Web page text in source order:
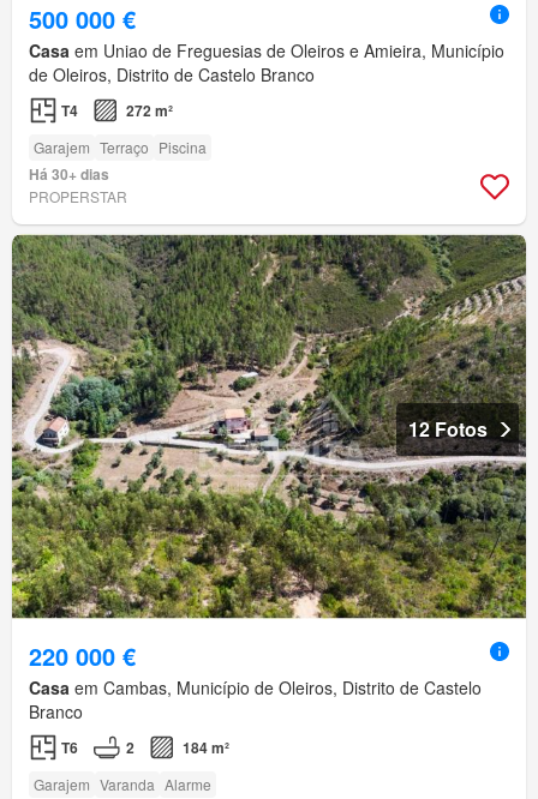
500 000 €
Casa em Uniao de Freguesias de Oleiros e Amieira, Município
de Oleiros, Distrito de Castelo Branco
T4 272 m²
Garajem Terraço Piscina
Há 30+ dias
PROPERSTAR
12 Fotos
220 000 €
Casa em Cambas, Município de Oleiros, Distrito de Castelo
Branco
T6 2 184 m²
Garajem Varanda Alarme